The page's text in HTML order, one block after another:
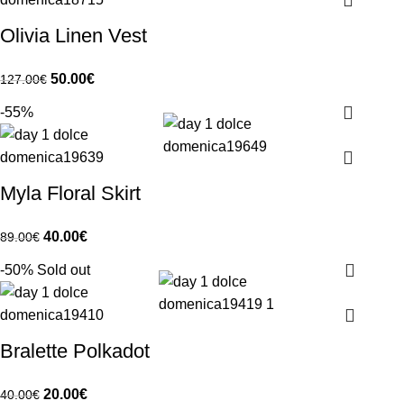
Olivia Linen Vest
127.00€ 50.00€
-55%
Myla Floral Skirt
89.00€ 40.00€
-50% Sold out
Bralette Polkadot
40.00€ 20.00€